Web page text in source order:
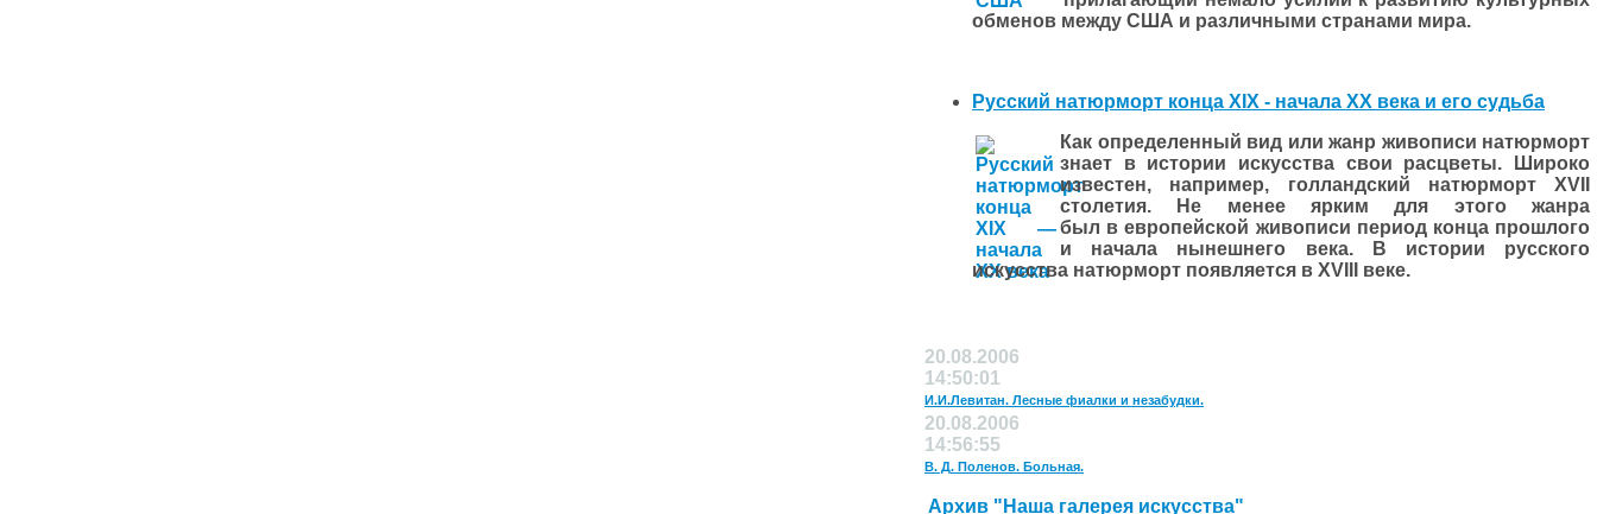
обменов между США и различными странами мира.
Русский натюрморт конца XIX - начала XX века и его судьба
Как определенный вид или жанр живописи натюрморт
знает в истории искусства свои расцветы. Широко
известен, например, голландский натюрморт XVII
столетия. Не менее ярким для этого жанра
был в европейской живописи период конца прош­лого
и начала нынешнего века. В истории русского
искусства натюрморт появляется в XVIII веке.
20.08.2006
14:50:01
И.И.Левитан. Лесные фиалки и незабудки.
20.08.2006
14:56:55
В. Д. Поленов. Больная.
Архив "Наша галерея искусства"